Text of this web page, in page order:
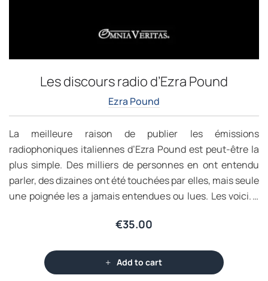
Les discours radio d’Ezra Pound
Ezra Pound
La meilleure raison de publier les émissions
radiophoniques italiennes d’Ezra Pound est peut-être la
plus simple. Des milliers de personnes en ont entendu
parler, des dizaines ont été touchées par elles, mais seule
une poignée les a jamais entendues ou lues. Les voici. Il
liée à l’importance de leur auteur. Aucun autre Américain
laissé une empreinte aussi forte sur tant d’aspects du
XXe siècle: de la poésie à l’économie, du théâtre à la
€35.00
Add to cart